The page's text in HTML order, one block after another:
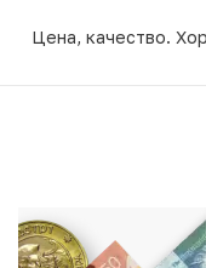
Цена, качество.